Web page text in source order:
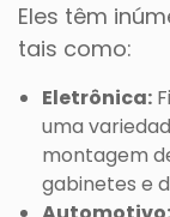
Eles têm
tais como:
Eletrônica:
uma
montagem
gabinetes e